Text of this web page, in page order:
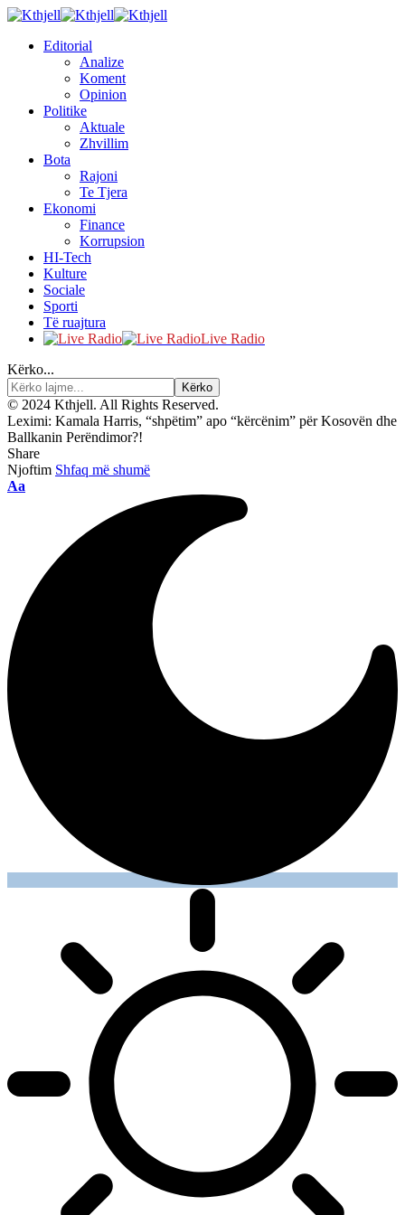
Editorial
Analize
Koment
Opinion
Politike
Aktuale
Zhvillim
Bota
Rajoni
Te Tjera
Ekonomi
Finance
Korrupsion
HI-Tech
Kulture
Sociale
Sporti
Të ruajtura
Live Radio
Kërko...
© 2024 Kthjell. All Rights Reserved.
Leximi: Kamala Harris, “shpëtim” apo “kërcënim” për Kosovën dhe
Ballkanin Perëndimor?!
Share
Njoftim Shfaq më shumë
Ndryshimi
shkronjave
Aa